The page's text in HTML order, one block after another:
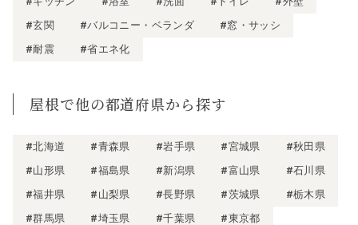
#玄関
#バルコニー・ベランダ
#窓・サッシ
#耐震
#省エネ化
屋根で他の都道府県から探す
#北海道 #青森県 #岩手県 #宮城県
#秋田県
#山形県
#福島県 #新潟県 #富山県
#石川県
#福井県
#山梨県 #長野県 #茨城県
#栃木県
#群馬県
#埼玉県 #千葉県
#東京都